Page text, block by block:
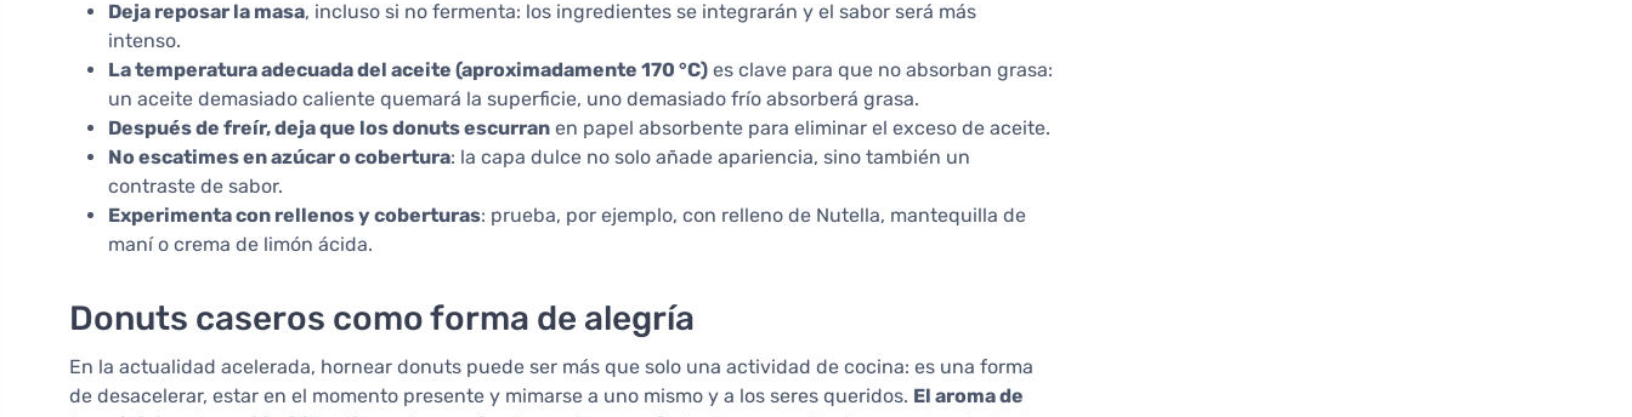
Deja reposar la masa, incluso si no fermenta: los ingredientes se integrarán y el sabor será más
intenso.
La temperatura adecuada del aceite (aproximadamente 170 °C) es clave para que no absorban grasa:
un aceite demasiado caliente quemará la superficie, uno demasiado frío absorberá grasa.
Después de freír, deja que los donuts escurran en papel absorbente para eliminar el exceso de aceite.
No escatimes en azúcar o cobertura: la capa dulce no solo añade apariencia, sino también un
contraste de sabor.
Experimenta con rellenos y coberturas: prueba, por ejemplo, con relleno de Nutella, mantequilla de
maní o crema de limón ácida.
Donuts caseros como forma de alegría
En la actualidad acelerada, hornear donuts puede ser más que solo una actividad de cocina: es una forma
de desacelerar, estar en el momento presente y mimarse a uno mismo y a los seres queridos. El aroma de